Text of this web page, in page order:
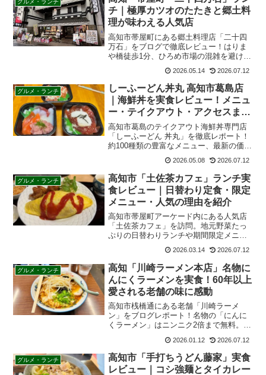
グルメ・ランチ
【高知市】豚太郎 大津店の味噌
ラーメンを実食！人気セットメニ
ュー・駐車場・営業時間も紹介
高知市大津の人気ラーメン店「豚太郎」
を徹底レビュー！看板メニュー味噌ラー
メンの実食レポ、メニュー、口コミ、駐
車場、アクセスまで完全解説。高知ラー
メン巡りやランチ探しにおすすめの一
2026.05.22 2026.07.12
グルメ・ランチ
高知・帯屋町「二十四万石」ラン
チ｜極厚カツオのたたきと郷土料
理が味わえる人気店
高知市帯屋町にある郷土料理店「二十四
万石」をブログで徹底レビュー！はりま
や橋徒歩1分、ひろめ市場の混雑を避けて
落ち着いて食事ができる老舗店です。名
物の極厚カツオのたたきや皿鉢料理、地
酒が昼も夜も楽しめます。初めての高知
観光のランチ・ディナーに最適！
2026.05.14 2026.07.12
グルメ・ランチ
しーふーどん丼丸 高知市葛島店
｜海鮮丼を実食レビュー！メニュ